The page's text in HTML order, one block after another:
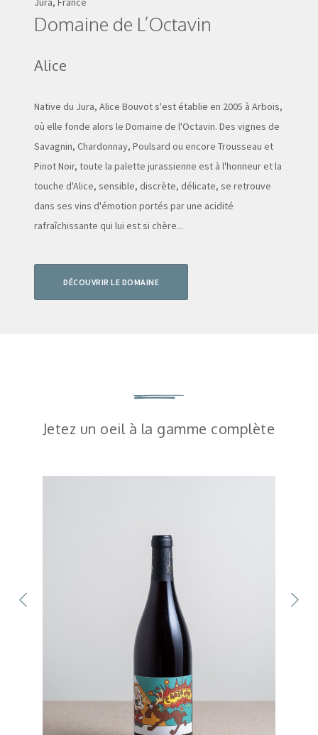
Domaine de L’Octavin
Alice
Native du Jura, Alice Bouvot s'est établie en 2005 à Arbois,
où elle fonde alors le Domaine de l'Octavin. Des vignes de
Savagnin, Chardonnay, Poulsard ou encore Trousseau et
Pinot Noir, toute la palette jurassienne est à l'honneur et la
touche d'Alice, sensible, discrète, délicate, se retrouve
dans ses vins d'émotion portés par une acidité
rafraîchissante qui lui est si chère...
DÉCOUVRIR LE DOMAINE
Jetez un oeil à la gamme complète